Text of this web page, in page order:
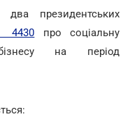
президентських
про соціальну
на період